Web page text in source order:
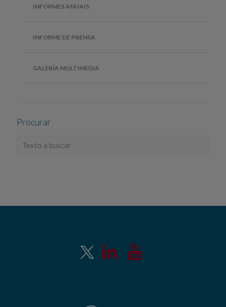
INFORMES ANUAIS
INFORME DE PRENSA
GALERÍA MULTIMEDIA
Procurar